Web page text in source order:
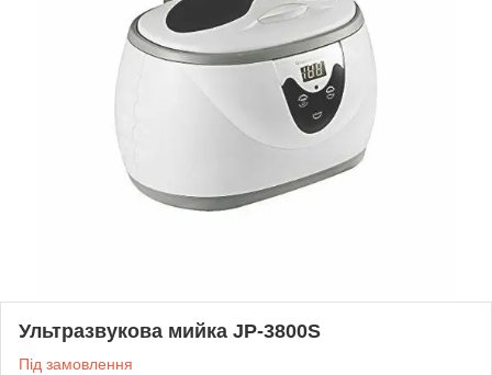
Ультразвукова мийка JP-3800S
Під замовлення